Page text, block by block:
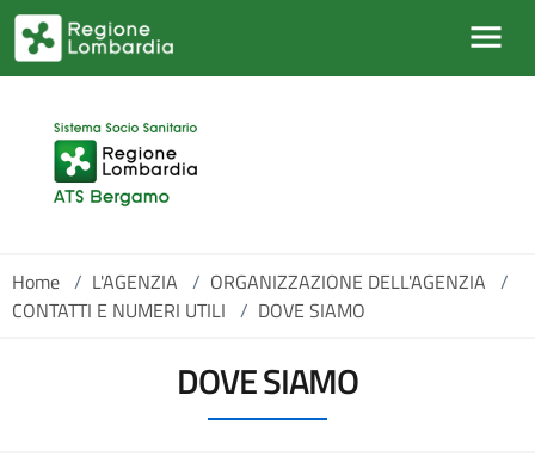
Salta al contenuto principale
Home / L'AGENZIA / ORGANIZZAZIONE DELL'AGENZIA /
CONTATTI E NUMERI UTILI / DOVE SIAMO
DOVE SIAMO